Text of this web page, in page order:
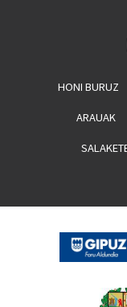
HONI BURUZ
ARAUAK